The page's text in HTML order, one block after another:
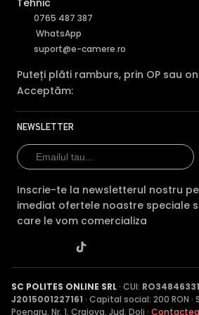
Multe modele Nice accepta
Core IT4WIFIcare permite control
MyNice (Android/iOS): deschidere/
oriunde prin internet, programari
acces cu pana la 99 utilizatori,
Google Home (comanda vocala
Garantie si fiabilitate
Standard 24 luni, extinsa la 5 ani pe
codul produsului in primele 60 zile.
de schimb pentru maintenance
placi electronice) pentru toate
ultimii 15 ani — evitati inlocuirea
Toate produsele Nice respectaEN
industriale, comerciale si
0765 487 387
WhatsApp
suport@e-camere.ro
Puteți plăti ramburs, prin OP sau
Acceptăm:
NEWSLETTER
Inscrie-te la newsletterul nostru
imediat ofertele noastre speciale
care le vom comercializa
SC POLITES ONLINE SRL· CUI: RO34846331
J2015001227161 · Capital social: 200 RON
Poenaru, Nr. 1, Craiova, Jud. Dolj ·